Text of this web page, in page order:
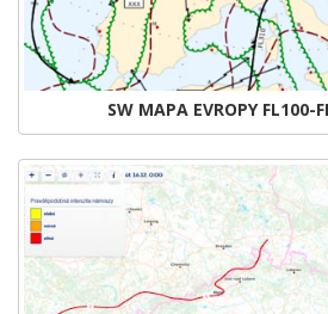
SW MAPA EVROPY FL100-